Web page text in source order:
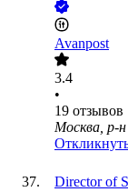
Avanpost
3.4
•
19 отзывов
Москва, р-
Director of